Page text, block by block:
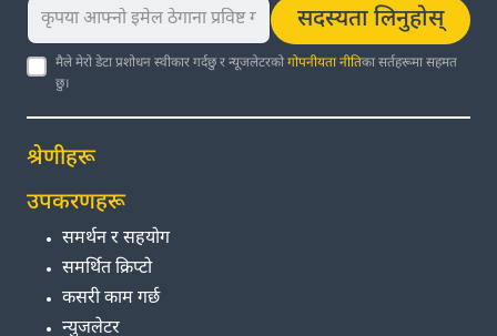
सदस्यता लिनुहोस्
मैले मेरो डेटा प्रशोधन स्वीकार गर्दछु र न्यूजलेटरकोगोपनीयता नीतिका सर्तहरूमा सहमत
छु।
श्रेणीहरू
उपकरणहरू
समर्थन र सहयोग
समर्थित क्रिप्टो
कसरी काम गर्छ
न्युजलेटर